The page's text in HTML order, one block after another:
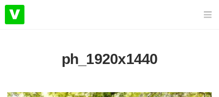
ph_1920x1440